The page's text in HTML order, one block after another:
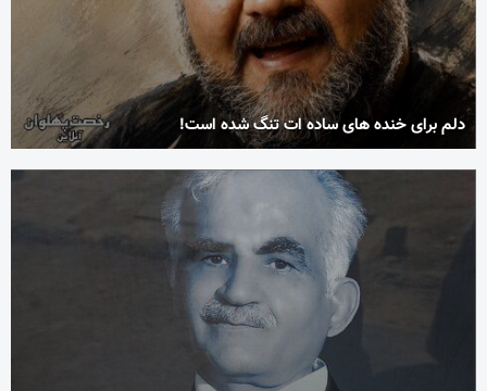
دلم برای خنده های ساده ات تنگ شده است!